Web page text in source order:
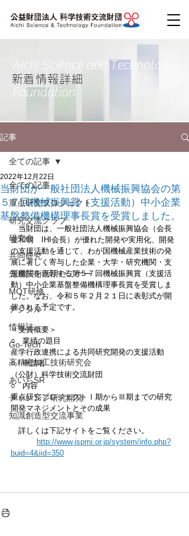
Aichi Science and Technology
Foundation
​新着情報詳細
記事
全ての記事
重点研究プロジェクト
研究交流クラブ
研究会
共同研究
先進技術活用セミナー
MOT研修
デジタル
情報誌
Go-Tech
高精密加工技術研究会
あいちSR
チャレンジ研究開発
知識創造型交流事業
全ての記事
当財団が一般社団法人機械振興協会の第
５７回機械振興賞（支援活動）中小企業
基盤整備機構理事長賞を受賞しました。
2022年12月22日
当財団は、一般社団法人機械振興協会（会長
釜和明　IHI会長）が優れた開発や実用化、開発
の支援活動を通じて、わが国機械産業技術の発
展に著しく寄与した企業・大学・研究機関・支
援機関を表彰する第５７回機械振興賞（支援活
動）中小企業基盤整備機構理事長賞を受賞しま
した。なお、令和５年２月２１日に表彰式が開
催される予定です。
＜受賞概要＞
○   業績の題目
産学行政連携による共同研究開発の支援活動
○   申請者
（公財）科学技術交流財団
○   内容
重点研究プロジェクトⅠ期からⅢ期までの研究
開発マネジメントとその成果
詳しくは下記サイトをご覧ください。
http://www.jspmi.or.jp/system/info.php?
buid=4&iid=350